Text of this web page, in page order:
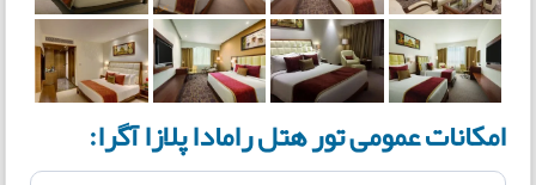
امکانات عمومی تور هتل رامادا پلازا آگرا: